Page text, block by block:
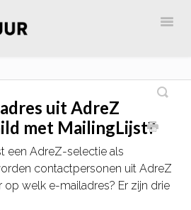
uit AdreZ
met MailingLijst?
een AdreZ-selectie als
contactpersonen uit AdreZ
op welk e-mailadres? Er zijn drie